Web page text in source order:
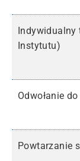
Indywidualny
Instytutu)
Odwołanie
Powtarzanie